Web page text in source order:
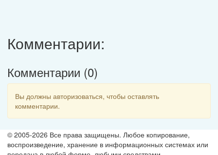
Комментарии:
Комментарии (0)
Вы должны авторизоваться, чтобы оставлять
комментарии.
© 2005-2026 Все права защищены. Любое копирование,
воспроизведение, хранение в информационных системах или